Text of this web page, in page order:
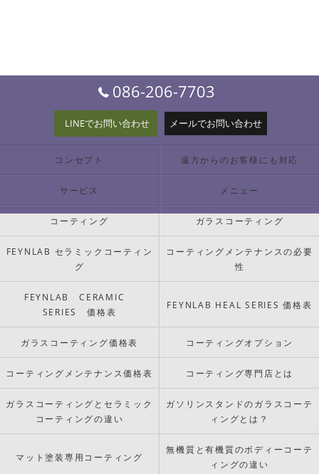
086-206-7703
LINEでお問い合わせ メールでお問い合わせ
コンセプト 遠方からのお客様にも対応
サービス メニュー
コーティング ガラスコーティング
FEYNLAB セラミックコーティン
グ
コーティングメンテナンスの必要
性
FEYNLAB CERAMIC
SERIES 価格表
FEYNLAB HEAL SERIES 価格表
ガラスコーティング価格表 コーティングオプション
コーティングメンテナンス価格表 コーティング専門店とは
ガラスコーティングとセラミック
コーティングの違い
ガソリンスタンドのガラスコーテ
ィングとは？
マット塗装専用コーティング
無機質と有機質のボディーコーテ
ィングの違い